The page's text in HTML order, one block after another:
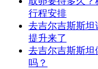
行程安排
去吉尔吉斯斯坦
提升来了
去吉尔吉斯斯坦
吗？